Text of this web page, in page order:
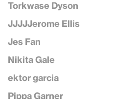
Torkwase Dyson
JJJJJerome Ellis
Jes Fan
Nikita Gale
ektor garcia
Pippa Garner